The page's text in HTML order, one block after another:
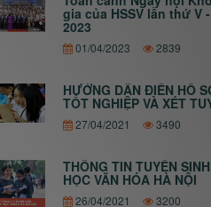
gia của HSSV lần thứ V
2023
01/04/2023 2839
HƯỚNG DẪN ĐIỀN HỒ SƠ ĐĂNG KÝ THI
TỐT NGHIỆP VÀ XÉT
27/04/2021 3490
THÔNG TIN TUYỂN
HỌC VĂN HÓA HÀ NỘI
26/04/2021 3200